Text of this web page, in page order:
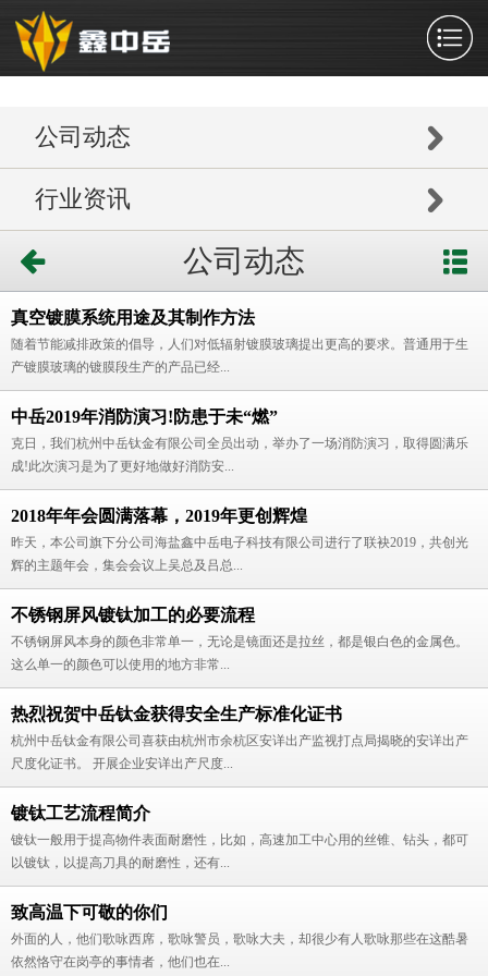
公司动态
行业资讯
公司动态
真空镀膜系统用途及其制作方法
随着节能减排政策的倡导，人们对低辐射镀膜玻璃提出更高的要求。普通用于生
产镀膜玻璃的镀膜段生产的产品已经...
中岳2019年消防演习!防患于未“燃”
克日，我们杭州中岳钛金有限公司全员出动，举办了一场消防演习，取得圆满乐
成!此次演习是为了更好地做好消防安...
2018年年会圆满落幕，2019年更创辉煌
昨天，本公司旗下分公司海盐鑫中岳电子科技有限公司进行了联袂2019，共创光
辉的主题年会，集会会议上吴总及吕总...
不锈钢屏风镀钛加工的必要流程
不锈钢屏风本身的颜色非常单一，无论是镜面还是拉丝，都是银白色的金属色。
这么单一的颜色可以使用的地方非常...
热烈祝贺中岳钛金获得安全生产标准化证书
杭州中岳钛金有限公司喜获由杭州市余杭区安详出产监视打点局揭晓的安详出产
尺度化证书。 开展企业安详出产尺度...
镀钛工艺流程简介
镀钛一般用于提高物件表面耐磨性，比如，高速加工中心用的丝锥、钻头，都可
以镀钛，以提高刀具的耐磨性，还有...
致高温下可敬的你们
外面的人，他们歌咏西席，歌咏警员，歌咏大夫，却很少有人歌咏那些在这酷暑
依然恪守在岗亭的事情者，他们也在...